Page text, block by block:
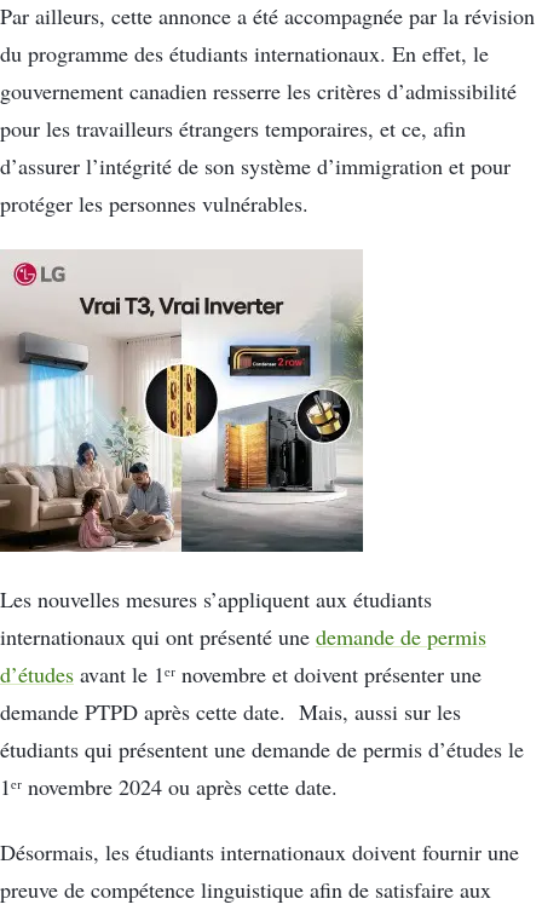
Par ailleurs, cette annonce a été accompagnée par la révision
du programme des étudiants internationaux. En effet, le
gouvernement canadien resserre les critères d’admissibilité
pour les travailleurs étrangers temporaires, et ce, afin
d’assurer l’intégrité de son système d’immigration et pour
protéger les personnes vulnérables.
Les nouvelles mesures s’appliquent aux étudiants
internationaux qui ont présenté une demande de permis
d’études avant le 1ᵉʳ novembre et doivent présenter une
demande PTPD après cette date. Mais, aussi sur les
étudiants qui présentent une demande de permis d’études le
1ᵉʳ novembre 2024 ou après cette date.
Désormais, les étudiants internationaux doivent fournir une
preuve de compétence linguistique afin de satisfaire aux